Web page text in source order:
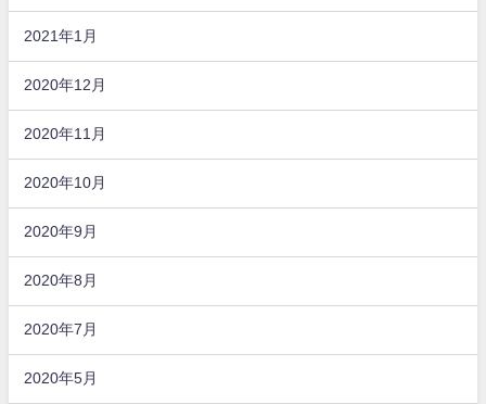
2021年1月
2020年12月
2020年11月
2020年10月
2020年9月
2020年8月
2020年7月
2020年5月